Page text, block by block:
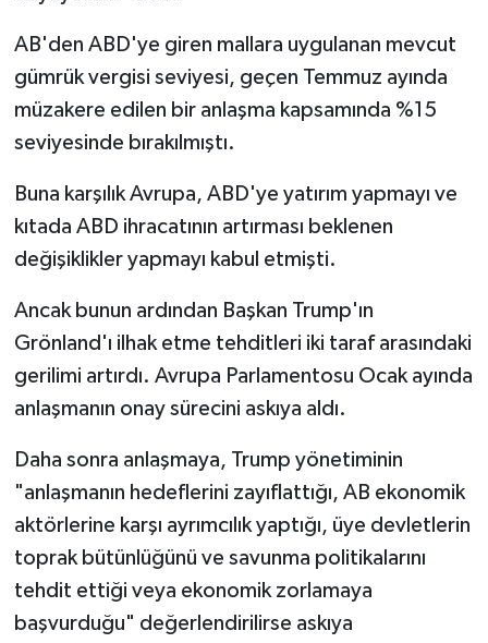
AB'den ABD'ye giren mallara uygulanan mevcut
gümrük vergisi seviyesi, geçen Temmuz ayında
müzakere edilen bir anlaşma kapsamında %15
seviyesinde bırakılmıştı.
Buna karşılık Avrupa, ABD'ye yatırım yapmayı ve
kıtada ABD ihracatının artırması beklenen
değişiklikler yapmayı kabul etmişti.
Ancak bunun ardından Başkan Trump'ın
Grönland'ı ilhak etme tehditleri iki taraf arasındaki
gerilimi artırdı. Avrupa Parlamentosu Ocak ayında
anlaşmanın onay sürecini askıya aldı.
Daha sonra anlaşmaya, Trump yönetiminin
"anlaşmanın hedeflerini zayıflattığı, AB ekonomik
aktörlerine karşı ayrımcılık yaptığı, üye devletlerin
toprak bütünlüğünü ve savunma politikalarını
tehdit ettiği veya ekonomik zorlamaya
başvurduğu" değerlendirilirse askıya